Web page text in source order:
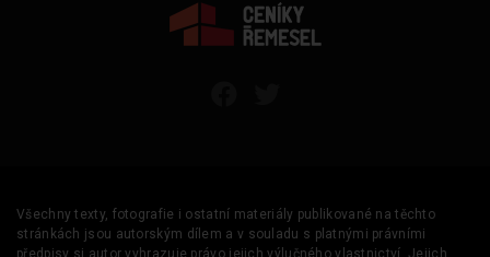
Všechny texty, fotografie i ostatní materiály publikované na těchto
stránkách jsou autorským dílem a v souladu s platnými právními